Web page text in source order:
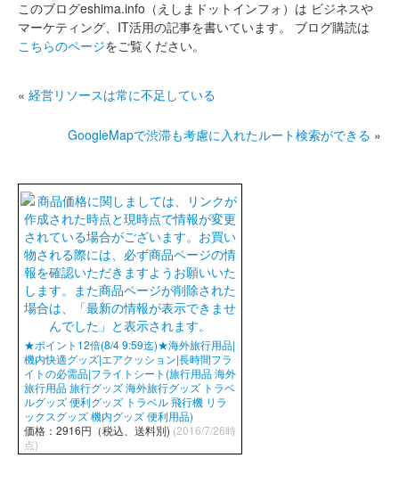
このブログeshima.info（えしまドットインフォ）は ビジネスや
マーケティング、IT活用の記事を書いています。
ブログ購読は
こちらのページをご覧ください。
« 経営リソースは常に不足している
GoogleMapで渋滞も考慮に入れたルート検索ができる »
★ポイント12倍(8/4 9:59迄)★海外旅行用品|
機内快適グッズ|エアクッション|長時間フラ
イトの必需品|フライトシート(旅行用品 海外
旅行用品 旅行グッズ 海外旅行グッズ トラベ
ルグッズ 便利グッズ トラベル 飛行機 リラ
ックスグッズ 機内グッズ 便利用品)
価格：2916円（税込、送料別) (2016/7/26時
点)